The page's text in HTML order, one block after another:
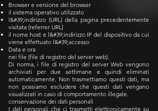
Browser e versione del browser
il sistema operativo utilizzato
l&#39;indirizzo (URL) della pagina precedentemente
visitata (referrer URL)
il nome host e l&#39;indirizzo IP del dispositivo da cui
viene effettuato l&#39;accesso
Data e ora
nei file (file di registro del server web).
Di norma, i file di registro del server Web vengono
archiviati per due settimane e quindi eliminati
automaticamente. Non trasmettiamo questi dati, ma
non possiamo escludere che questi dati vengano
visualizzati in caso di comportamento illegale.
conservazione dei dati personali
I dati personali che ci trasmetti elettronicamente su